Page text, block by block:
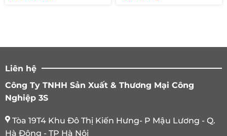
Liên hệ
Công Ty TNHH Sản Xuất & Thương Mại Công
Nghiệp 3S
Tòa 19T4 Khu Đô Thị Kiến Hưng- P Mậu Lương - Q.
Hà Đông - TP Hà Nội